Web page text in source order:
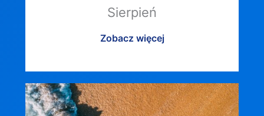
Sierpień
Zobacz więcej